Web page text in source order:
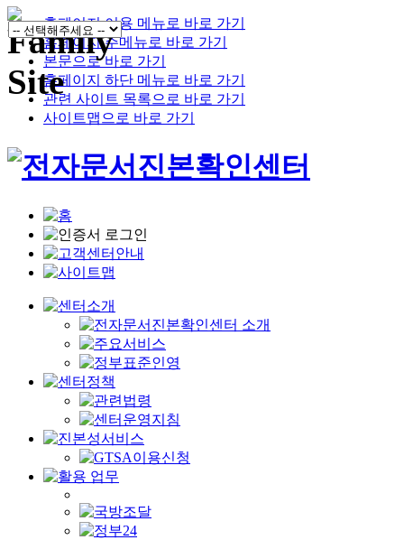
홈페이지 이용 메뉴로 바로 가기
홈페이지 주메뉴로 바로 가기
본문으로 바로 가기
홈페이지 하단 메뉴로 바로 가기
관련 사이트 목록으로 바로 가기
사이트맵으로 바로 가기